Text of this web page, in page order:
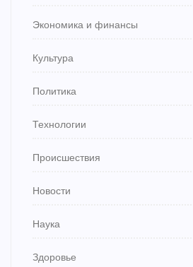
Экономика и финансы
Культура
Политика
Технологии
Происшествия
Новости
Наука
Здоровье